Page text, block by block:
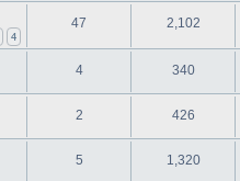
4
47 2,102
4 340
2 426
5 1,320